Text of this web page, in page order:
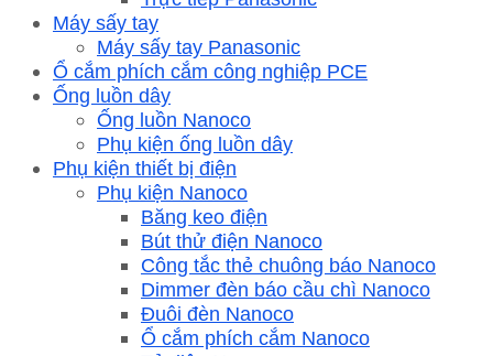
Máy sấy tay
Máy sấy tay Panasonic
Ổ cắm phích cắm công nghiệp PCE
Ống luồn dây
Ống luồn Nanoco
Phụ kiện ống luồn dây
Phụ kiện thiết bị điện
Phụ kiện Nanoco
Băng keo điện
Bút thử điện Nanoco
Công tắc thẻ chuông báo Nanoco
Dimmer đèn báo cầu chì Nanoco
Đuôi đèn Nanoco
Ổ cắm phích cắm Nanoco